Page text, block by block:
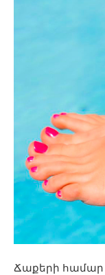
Ճաքերի համար